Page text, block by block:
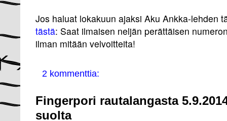
Jos haluat lokakuun ajaksi Aku Ankka-lehden
tästä: Saat ilmaisen neljän perättäisen
ilman mitään velvoitteita!
2 kommenttia:
Fingerpori rautalangasta
suolta